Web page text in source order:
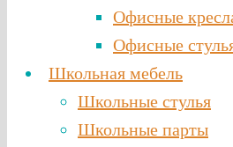
Офисные
Офисные
Школьная мебель
Школьные стулья
Школьные парты